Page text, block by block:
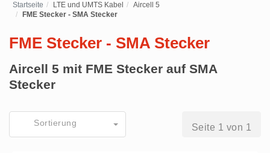
Startseite LTE und UMTS Kabel
Aircell 5
FME Stecker - SMA Stecker
FME Stecker - SMA Stecker
Aircell 5 mit FME Stecker auf SMA
Stecker
Sortierung Seite 1 von 1